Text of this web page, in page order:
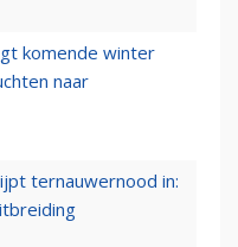
komende winter
naar
ternauwernood in: